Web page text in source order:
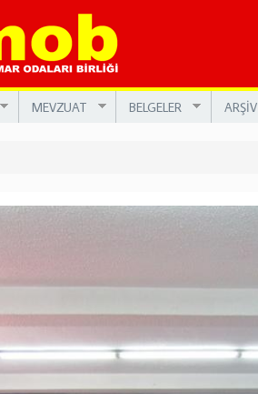
MEVZUAT BELGELER ARŞİV